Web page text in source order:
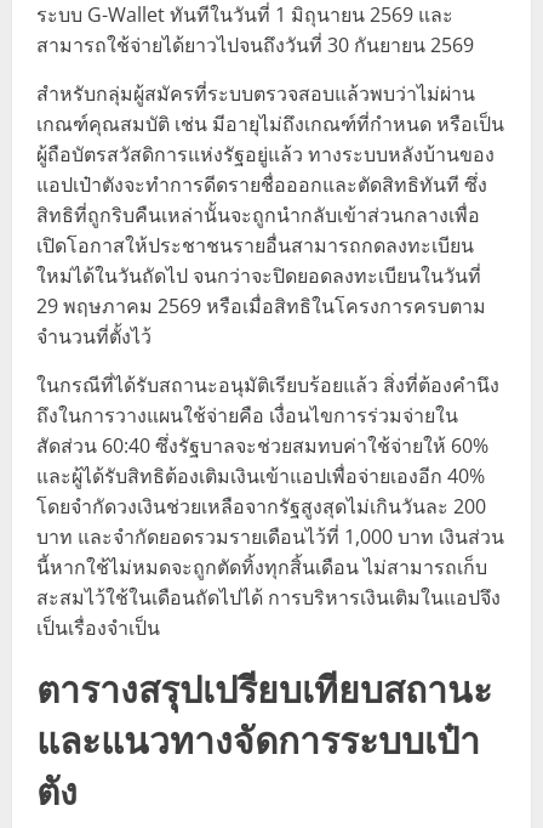
ระบบ G-Wallet ทันทีในวันที่ 1 มิถุนายน 2569 และ
สามารถใช้จ่ายได้ยาวไปจนถึงวันที่ 30 กันยายน 2569
สำหรับกลุ่มผู้สมัครที่ระบบตรวจสอบแล้วพบว่าไม่ผ่าน
เกณฑ์คุณสมบัติ เช่น มีอายุไม่ถึงเกณฑ์ที่กำหนด หรือเป็น
ผู้ถือบัตรสวัสดิการแห่งรัฐอยู่แล้ว ทางระบบหลังบ้านของ
แอปเป๋าตังจะทำการดีดรายชื่อออกและตัดสิทธิทันที ซึ่ง
สิทธิที่ถูกริบคืนเหล่านั้นจะถูกนำกลับเข้าส่วนกลางเพื่อ
เปิดโอกาสให้ประชาชนรายอื่นสามารถกดลงทะเบียน
ใหม่ได้ในวันถัดไป จนกว่าจะปิดยอดลงทะเบียนในวันที่
29 พฤษภาคม 2569 หรือเมื่อสิทธิในโครงการครบตาม
จำนวนที่ตั้งไว้
ในกรณีที่ได้รับสถานะอนุมัติเรียบร้อยแล้ว สิ่งที่ต้องคำนึง
ถึงในการวางแผนใช้จ่ายคือ เงื่อนไขการร่วมจ่ายใน
สัดส่วน 60:40 ซึ่งรัฐบาลจะช่วยสมทบค่าใช้จ่ายให้ 60%
และผู้ได้รับสิทธิต้องเติมเงินเข้าแอปเพื่อจ่ายเองอีก 40%
โดยจำกัดวงเงินช่วยเหลือจากรัฐสูงสุดไม่เกินวันละ 200
บาท และจำกัดยอดรวมรายเดือนไว้ที่ 1,000 บาท เงินส่วน
นี้หากใช้ไม่หมดจะถูกตัดทิ้งทุกสิ้นเดือน ไม่สามารถเก็บ
สะสมไว้ใช้ในเดือนถัดไปได้ การบริหารเงินเติมในแอปจึง
เป็นเรื่องจำเป็น
ตารางสรุปเปรียบเทียบสถานะ
และแนวทางจัดการระบบเป๋า
ตัง